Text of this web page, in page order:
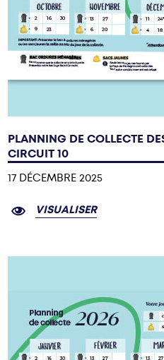
PLANNING DE COLLECTE
CIRCUIT 10
17 DÉCEMBRE 2025
VISUALISER